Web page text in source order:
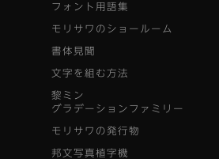
フォント用語集
モリサワのショールーム
書体見聞
文字を組む方法
黎ミン
グラデーションファミリー
モリサワの発行物
邦文写真植字機